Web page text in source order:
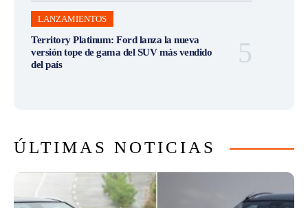
LANZAMIENTOS
Territory Platinum: Ford lanza la nueva
versión tope de gama del SUV más vendido
del país
ÚLTIMAS NOTICIAS